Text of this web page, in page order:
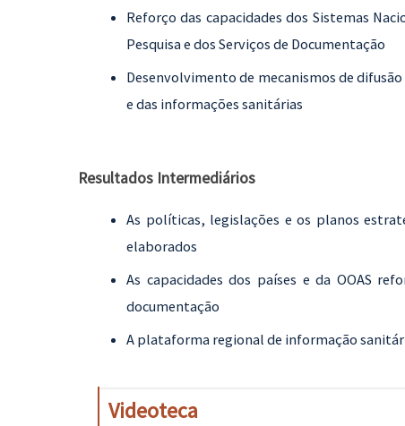
Reforço das capacidades dos Sistemas
Pesquisa e dos Serviços de Documentação
Desenvolvimento de mecanismos de
e das informações sanitárias
Resultados Intermediários
As políticas, legislações e os planos
elaborados
As capacidades dos países e da OOAS
documentação
A plataforma regional de informação
Videoteca